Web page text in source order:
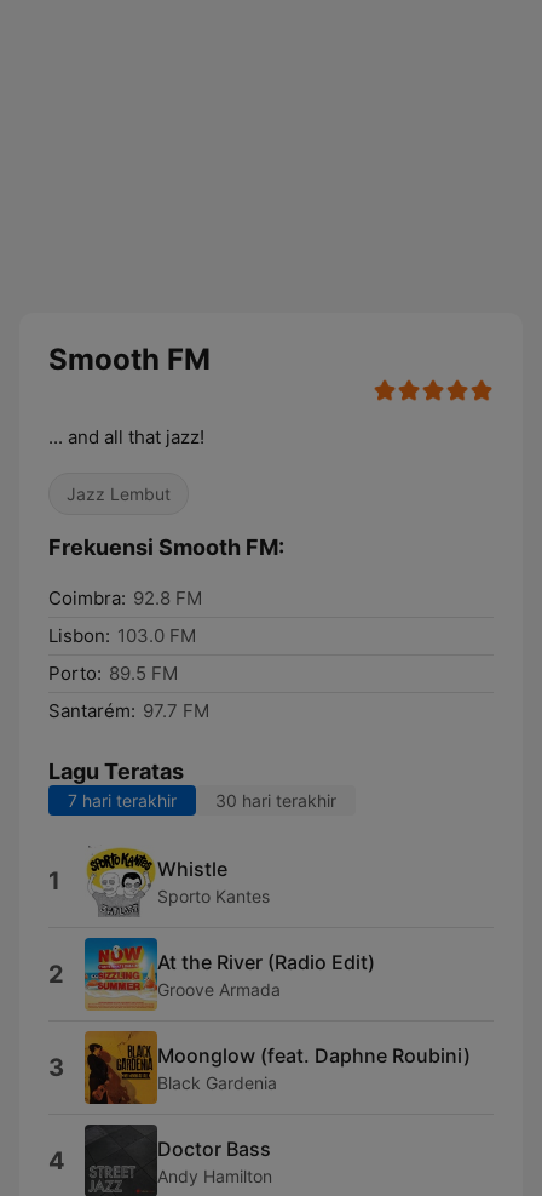
Smooth FM
... and all that jazz!
Jazz Lembut
Frekuensi Smooth FM:
Coimbra: 92.8 FM
Lisbon: 103.0 FM
Porto: 89.5 FM
Santarém: 97.7 FM
Lagu Teratas
7 hari terakhir 30 hari terakhir
1 Whistle
Sporto Kantes
2 At the River (Radio Edit)
Groove Armada
3 Moonglow (feat. Daphne Roubini)
Black Gardenia
4 Doctor Bass
Andy Hamilton